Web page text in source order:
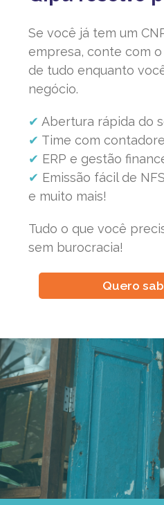
Se você já tem um
empresa, conte com
de tudo enquanto
negócio.
✔ Abertura rápida do
✔ Time com
✔ ERP e gestão
✔ Emissão fácil de
e muito mais!
Tudo o que você
sem burocracia!
Quero